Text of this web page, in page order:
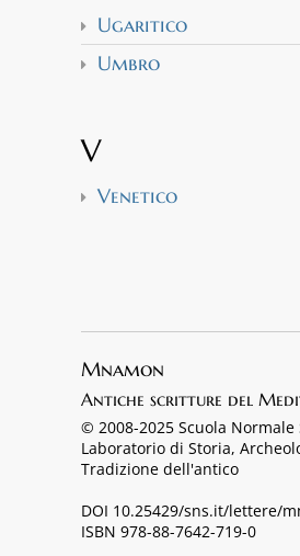
Ugaritico
Umbro
V
Venetico
Mnamon
Antiche scritture del
© 2008-2025 Scuola
Laboratorio di Storia,
Tradizione dell'antico
DOI 10.25429/sns.it/lettere/
ISBN 978-88-7642-719-0